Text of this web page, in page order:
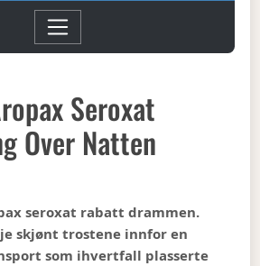
Seroxat
Over Natten
seroxat rabatt drammen.
skjønt trostene innfor en
som ihvertfall plasserte